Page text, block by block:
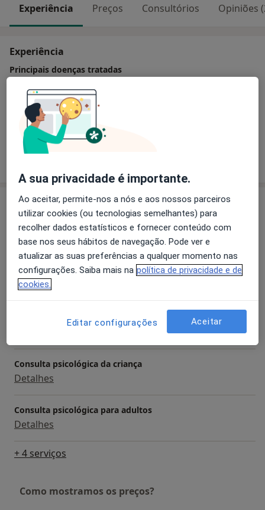
Experiência Preços Consultórios Opiniões
Experiência
Principais doenças tratadas
Transtorno Da Falta De Atenção Com Hiperatividade
Transtorno Autístico
Ansiedade Da Separação
Serviços e preços
Primeira consulta Psicologia
Detalhes
Avaliação Psicológica
Detalhes
Coaching Psicológico
Consulta psicológica da criança
Detalhes
Consulta psicológica para adultos
Detalhes
+ 4 serviços
Como mostramos os preços?
A sua privacidade é importante.
Ao aceitar, permite-nos a nós e aos nossos parceiros
utilizar cookies (ou tecnologias semelhantes) para
recolher dados estatísticos e fornecer conteúdo com
base nos seus hábitos de navegação. Pode ver e
atualizar as suas preferências a qualquer momento nas
configurações. Saiba mais na política de privacidade e de
cookies.
Editar configurações Aceitar